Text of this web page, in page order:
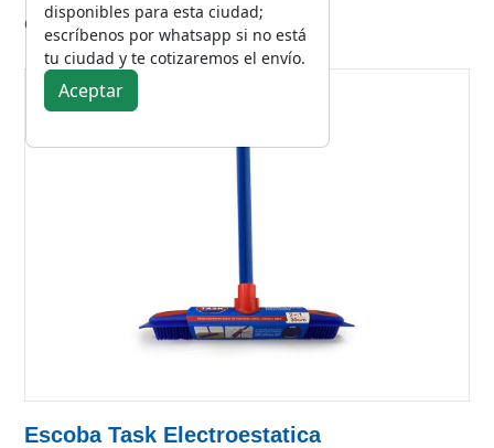
Categoría:
Escobas y Recogedores
Escoba Task Electroestatica
disponibles para esta ciudad;
escríbenos por whatsapp si no está
tu ciudad y te cotizaremos el envío.
Aceptar